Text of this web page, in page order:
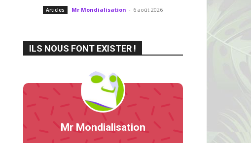
Articles Mr Mondialisation - 6 août 2026
ILS NOUS FONT EXISTER !
Mr Mondialisation